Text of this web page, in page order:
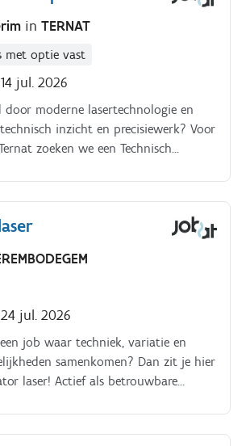
van gelaserde stukken en
frezen;- opmetingen uitvoeren aan
uitvoeren op de geproduceerde
in TERNAT
met optie vast
jul. 2026
door moderne lasertechnologie en
inzicht en precisiewerk? Voor
zoeken we een Technisch
jul. 2026
job waar techniek, variatie en
samenkomen? Dan zit je hier
laser! Actief als betrouwbare
industrieën. Jobomschrijving.